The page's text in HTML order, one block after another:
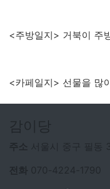
<주방일지> 거북이 주
<카페일지> 선물을 많
감이당
주소
서울시 중구 필동
전화
070-4224-1790